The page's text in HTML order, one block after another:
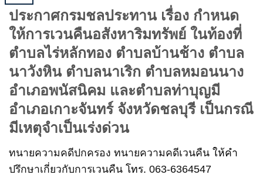
ประกาศกรมชลประทาน เรื่อง กําหนด
ให้การเวนคืนอสังหาริมทรัพย์ ในท้องที่
ตําบลไร่หลักทอง ตําบลบ้านช้าง ตำบล
นาวังหิน ตําบลนาเริก ตําบลหมอนนาง
อําเภอพนัสนิคม และตําบลท่าบุญมี
อําเภอเกาะจันทร์ จังหวัดชลบุรี เป็นกรณี
มีเหตุจําเป็นเร่งด่วน
ทนายความคดีปกครอง ทนายความคดีเวนคืน ให้คำ
ปรึกษาเกี่ยวกับการเวนคืน โทร. 063-6364547